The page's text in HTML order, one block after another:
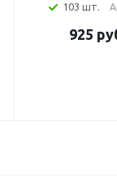
103 шт.
925